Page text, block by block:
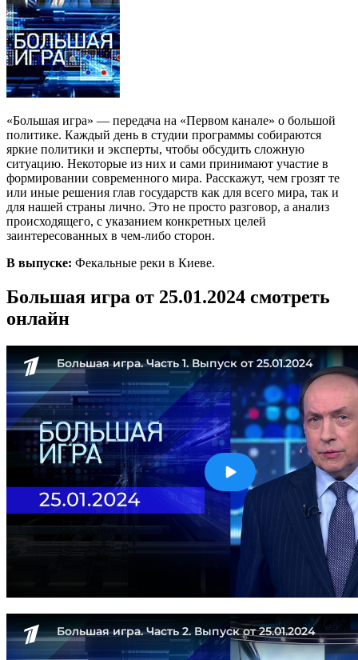
«Большая игра» — передача на «Первом канале» о большой
политике. Каждый день в студии программы собираются
яркие политики и эксперты, чтобы обсудить сложную
ситуацию. Некоторые из них и сами принимают участие в
формировании современного мира. Расскажут, чем грозят те
или иные решения глав государств как для всего мира, так и
для нашей страны лично. Это не просто разговор, а анализ
происходящего, с указанием конкретных целей
заинтересованных в чем-либо сторон.
В выпуске: Фекальные реки в Киеве.
Большая игра от 25.01.2024 смотреть
онлайн